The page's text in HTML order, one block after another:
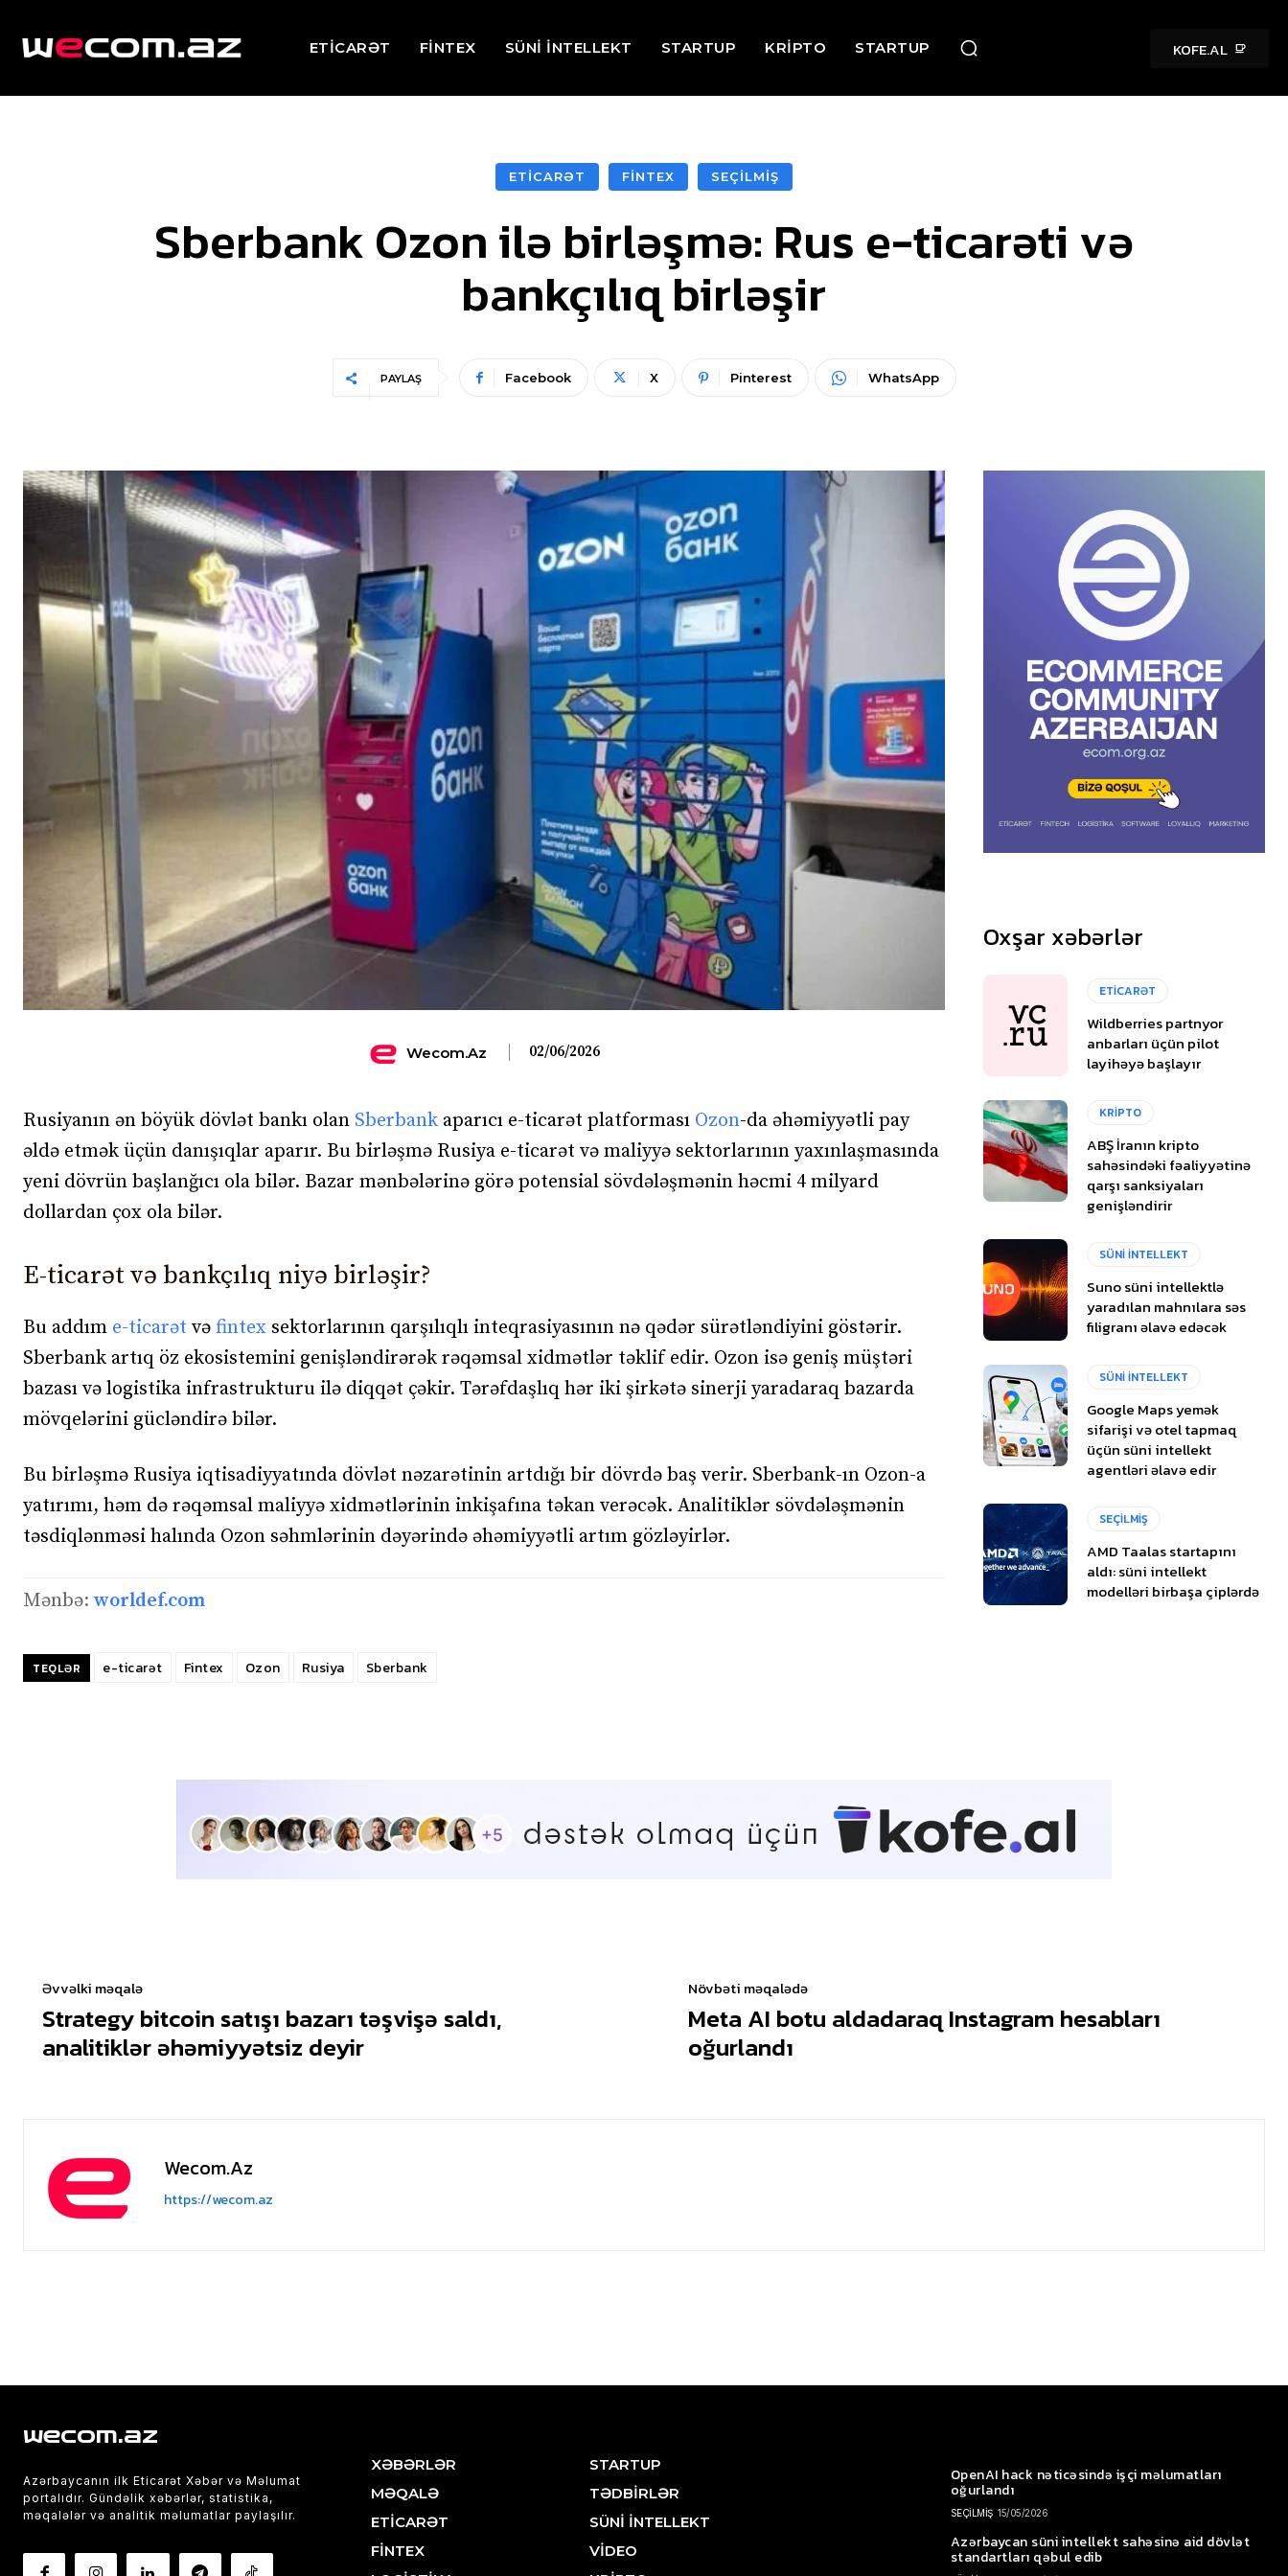
ETİCARƏT FİNTEX SÜNİ İNTELLEKT STARTUP KRİPTO STARTUP KOFE.AL
ETİCARƏT FİNTEX SEÇİLMİŞ
Sberbank Ozon ilə birləşmə: Rus e-ticarəti və
bankçılıq birləşir
PAYLAŞ Facebook X Pinterest WhatsApp
Wecom.az 02/06/2026
Rusiyanın ən böyük dövlət bankı olan Sberbank aparıcı e-ticarət platforması Ozon-da əhəmiyyətli pay
əldə etmək üçün danışıqlar aparır. Bu birləşmə Rusiya e-ticarət və maliyyə sektorlarının yaxınlaşmasında
yeni dövrün başlanğıcı ola bilər. Bazar mənbələrinə görə potensial sövdələşmənin həcmi 4 milyard
dollardan çox ola bilər.
E-ticarət və bankçılıq niyə birləşir?
Bu addım e-ticarət və fintex sektorlarının qarşılıqlı inteqrasiyasının nə qədər sürətləndiyini göstərir.
Sberbank artıq öz ekosistemini genişləndirərək rəqəmsal xidmətlər təklif edir. Ozon isə geniş müştəri
bazası və logistika infrastrukturu ilə diqqət çəkir. Tərəfdaşlıq hər iki şirkətə sinerji yaradaraq bazarda
mövqelərini gücləndirə bilər.
Bu birləşmə Rusiya iqtisadiyyatında dövlət nəzarətinin artdığı bir dövrdə baş verir. Sberbank-ın Ozon-a
yatırımı, həm də rəqəmsal maliyyə xidmətlərinin inkişafına təkan verəcək. Analitiklər sövdələşmənin
təsdiqlənməsi halında Ozon səhmlərinin dəyərində əhəmiyyətli artım gözləyirlər.
Mənbə: worldef.com
TEQLƏR e-ticarət Fintex Ozon Rusiya Sberbank
Oxşar xəbərlər
ETİCARƏT
Wildberries partnyor
anbarları üçün pilot
layihəyə başlayır
KRİPTO
ABŞ İranın kripto
sahəsindəki fəaliyyətinə
qarşı sanksiyaları
genişləndirir
SÜNİ İNTELLEKT
Suno süni intellektlə
yaradılan mahnılara səs
filigranı əlavə edəcək
SÜNİ İNTELLEKT
Google Maps yemək
sifarişi və otel tapmaq
üçün süni intellekt
agentləri əlavə edir
SEÇİLMİŞ
AMD Taalas startapını
aldı: süni intellekt
modelləri birbaşa çiplərdə
Əvvəlki məqalə
Strategy bitcoin satışı bazarı təşvişə saldı,
analitiklər əhəmiyyətsiz deyir
Növbəti məqalədə
Meta AI botu aldadaraq Instagram hesabları
oğurlandı
Wecom.az
https://wecom.az
wecom.az
Azərbaycanın ilk Eticarət Xəbər və Məlumat
portalıdır. Gündəlik xəbərlər, statistika,
məqalələr və analitik məlumatlar paylaşılır.
XƏBƏRLƏR
MƏQALƏ
ETİCARƏT
FİNTEX
STARTUP
TƏDBİRLƏR
SÜNİ İNTELLEKT
VİDEO
OpenAI hack nəticəsində işçi məlumatları
oğurlandı
SEÇİLMİŞ 15/05/2026
Azərbaycan süni intellekt sahəsinə aid dövlət
standartları qəbul edib